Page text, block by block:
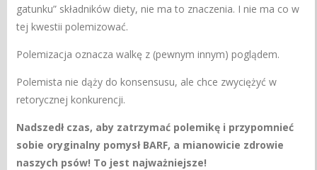
gatunku” składników diety, nie ma to znaczenia. I nie ma co w
tej kwestii polemizować.
Polemizacja oznacza walkę z (pewnym innym) poglądem.
Polemista nie dąży do konsensusu, ale chce zwyciężyć w
retorycznej konkurencji.
Nadszedł czas, aby zatrzymać polemikę i przypomnieć
sobie oryginalny pomysł BARF, a mianowicie zdrowie
naszych psów! To jest najważniejsze!